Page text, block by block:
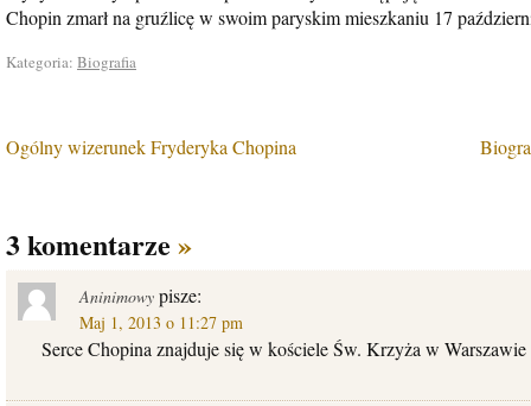
Chopin zmarł na gruźlicę w swoim paryskim mieszkaniu 17
Kategoria: Biografia
Ogólny wizerunek Fryderyka Chopina
3 komentarze »
Aninimowy pisze:
Maj 1, 2013 o 11:27 pm
Serce Chopina znajduje się w kościele Św. Krzyża w Warszawie